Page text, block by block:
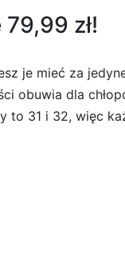
zł!
je mieć za
obuwia dla
to 31 i 32, więc